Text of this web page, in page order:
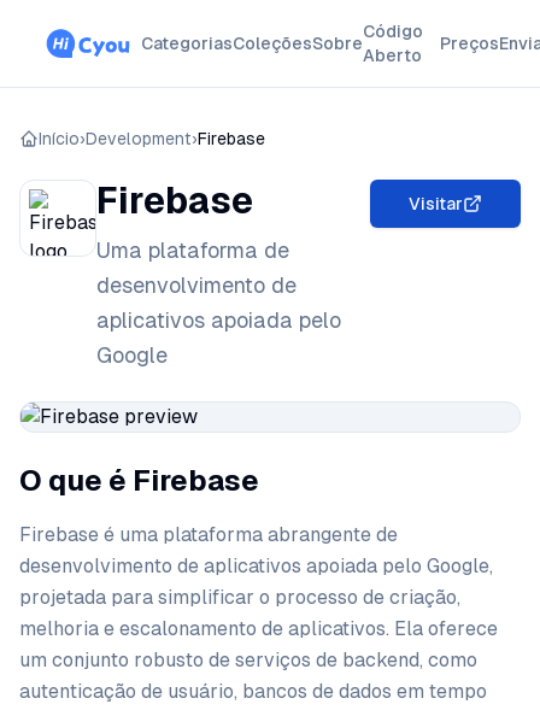
CategoriasColeçõesSobre
Código
Aberto
Preços
Início›Development›Firebase
Firebase
Uma plataforma de
desenvolvimento de
aplicativos apoiada pelo
Google
Visitar
O que é Firebase
Firebase é uma plataforma abrangente de
desenvolvimento de aplicativos apoiada pelo Google,
projetada para simplificar o processo de criação,
melhoria e escalonamento de aplicativos. Ela oferece
um conjunto robusto de serviços de backend, como
autenticação de usuário, bancos de dados em tempo